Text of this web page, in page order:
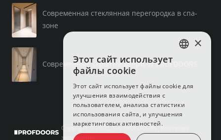
Современная стеклянная перегородка в спа-
зоне
Современные скрытые двери от PROFDOORS
Copyright © 2025, SIA PROFDOORS, Все права
защищены.
×
Этот сайт использует
файлы cookie
Этот сайт использует файлы cookie для
улучшения взаимодействия с
пользователем, анализа статистики
использования сайта, и улучшения
маркетинговых активностей.